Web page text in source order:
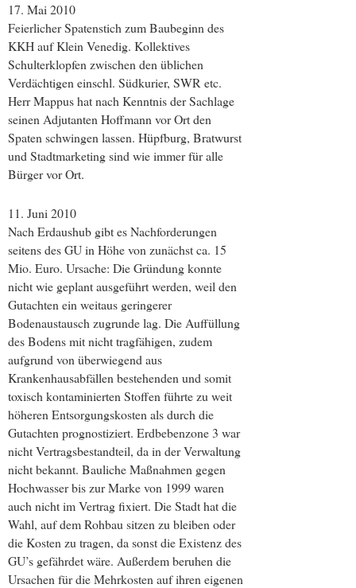
17. Mai 2010
Feierlicher Spatenstich zum Baubeginn des
KKH auf Klein Venedig. Kollektives
Schulterklopfen zwischen den üblichen
Verdächtigen einschl. Südkurier, SWR etc.
Herr Mappus hat nach Kenntnis der Sachlage
seinen Adjutanten Hoffmann vor Ort den
Spaten schwingen lassen. Hüpfburg, Bratwurst
und Stadtmarketing sind wie immer für alle
Bürger vor Ort.
11. Juni 2010
Nach Erdaushub gibt es Nachforderungen
seitens des GU in Höhe von zunächst ca. 15
Mio. Euro. Ursache: Die Gründung konnte
nicht wie geplant ausgeführt werden, weil den
Gutachten ein weitaus geringerer
Bodenaustausch zugrunde lag. Die Auffüllung
des Bodens mit nicht tragfähigen, zudem
aufgrund von überwiegend aus
Krankenhausabfällen bestehenden und somit
toxisch kontaminierten Stoffen führte zu weit
höheren Entsorgungskosten als durch die
Gutachten prognostiziert. Erdbebenzone 3 war
nicht Vertragsbestandteil, da in der Verwaltung
nicht bekannt. Bauliche Maßnahmen gegen
Hochwasser bis zur Marke von 1999 waren
auch nicht im Vertrag fixiert. Die Stadt hat die
Wahl, auf dem Rohbau sitzen zu bleiben oder
die Kosten zu tragen, da sonst die Existenz des
GU’s gefährdet wäre. Außerdem beruhen die
Ursachen für die Mehrkosten auf ihren eigenen